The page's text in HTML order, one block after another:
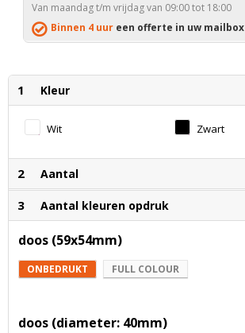
Van maandag t/m vrijdag van 09:00 tot 18:00
Binnen 4 uur een offerte in uw mailbox
1 Kleur
Wit Zwart
2 Aantal
3 Aantal kleuren opdruk
doos (59x54mm)
ONBEDRUKT FULL COLOUR
doos (diameter: 40mm)